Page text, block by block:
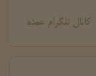
کانال تلگرام عمده